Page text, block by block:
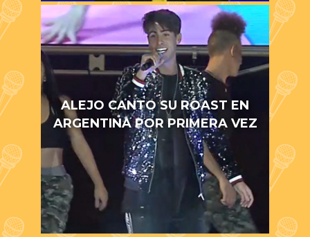
ALEJO CANTO SU ROAST EN
ARGENTINA POR PRIMERA VEZ